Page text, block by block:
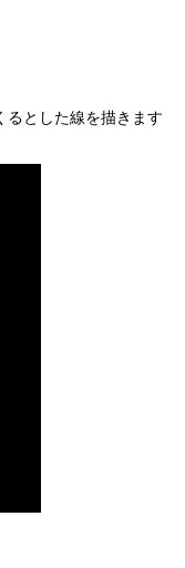
とした線を描きます